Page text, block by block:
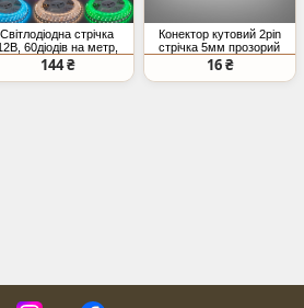
Світлодіодна стрічка
60діодів на метр,
RGB+тепле світло
144 ₴
Конектор кутовий 2pin
стрічка 5мм прозорий
SMD COB
16 ₴